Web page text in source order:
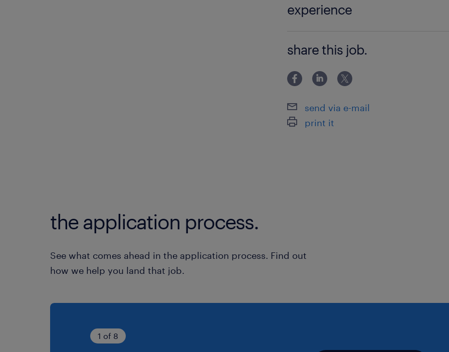
experience
share this job.
send via e-mail
print it
the application process.
See what comes ahead in the application process. Find out
how we help you land that job.
1 of 8